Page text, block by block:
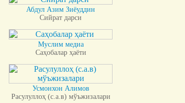
Абдул Азим Зиёуддин
Сийрат дарси
Муслим медиа
Саҳобалар ҳаёти
Усмонхон Алимов
Расулуллоҳ (с.а.в) мўъжизалари